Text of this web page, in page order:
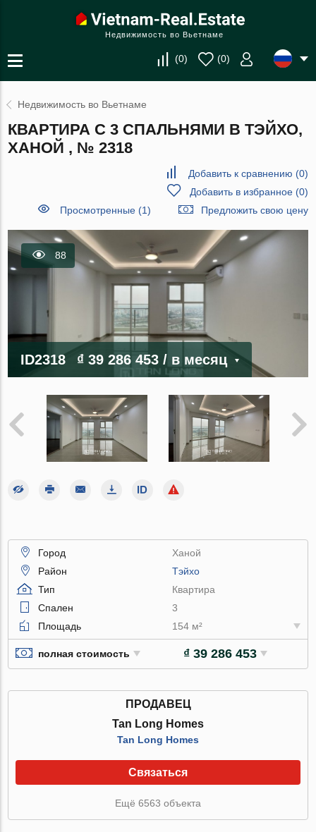
Недвижимость во Вьетнаме
(0) (0)
Недвижимость во Вьетнаме
КВАРТИРА С 3 СПАЛЬНЯМИ В ТЭЙХО,
ХАНОЙ , № 2318
Добавить к сравнению (0)
Добавить в избранное(0)
Просмотренные (1)
Предложить свою цену
88
ID2318 ₫ 39 286 453/ в месяц
Город
Ханой
Район
Тэйхо
Тип
Квартира
Спален
3
Площадь
154 м²
полная стоимость ₫ 39 286 453
ПРОДАВЕЦ
Tan Long Homes
Tan Long Homes
Связаться
Ещё 6563 объекта